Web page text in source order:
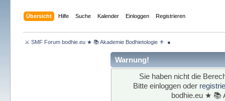
Übersicht Hilfe Suche Kalender Einloggen Registrieren
⚔ SMF Forum bodhie.eu ★ 📚 Akademie Bodhietologie ⚜  ●
Warnung!
Sie haben nicht die
Bitte einloggen oder
bodhie.eu ★ 📚